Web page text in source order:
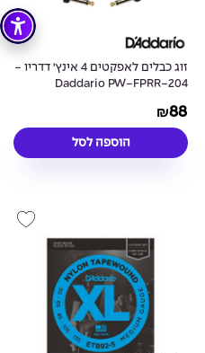
זוג כבלים לאפקטים 4 אינץ' דדריו -
Daddario PW-FPRR-204
₪88
הוספה לסל